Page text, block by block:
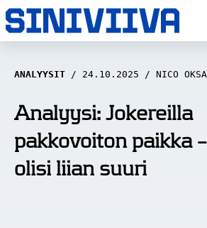
LUUVITONEN
HAASTATTELUT
NÄKÖKULMAT
ANALYYSIT
ANALYYSIT 24.10.2025 NICO
Analyysi: Jokereilla
pakkovoiton paikka
olisi liian suuri